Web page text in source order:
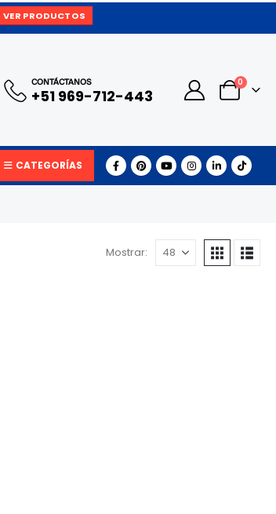
VER PRODUCTOS
CONTÁCTANOS
+51 969-712-443
0
CATEGORÍAS
Mostrar: